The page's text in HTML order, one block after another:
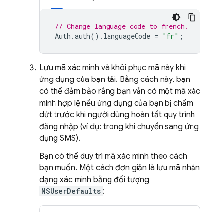
// Change language code to french.
Auth .auth(). languageCode = "fr" ;
Lưu mã xác minh và khôi phục mã này khi
ứng dụng của bạn tải. Bằng cách này, bạn
có thể đảm bảo rằng bạn vẫn có một mã xác
minh hợp lệ nếu ứng dụng của bạn bị chấm
dứt trước khi người dùng hoàn tất quy trình
đăng nhập (ví dụ: trong khi chuyển sang ứng
dụng SMS).
Bạn có thể duy trì mã xác minh theo cách
bạn muốn. Một cách đơn giản là lưu mã nhận
dạng xác minh bằng đối tượng
NSUserDefaults :